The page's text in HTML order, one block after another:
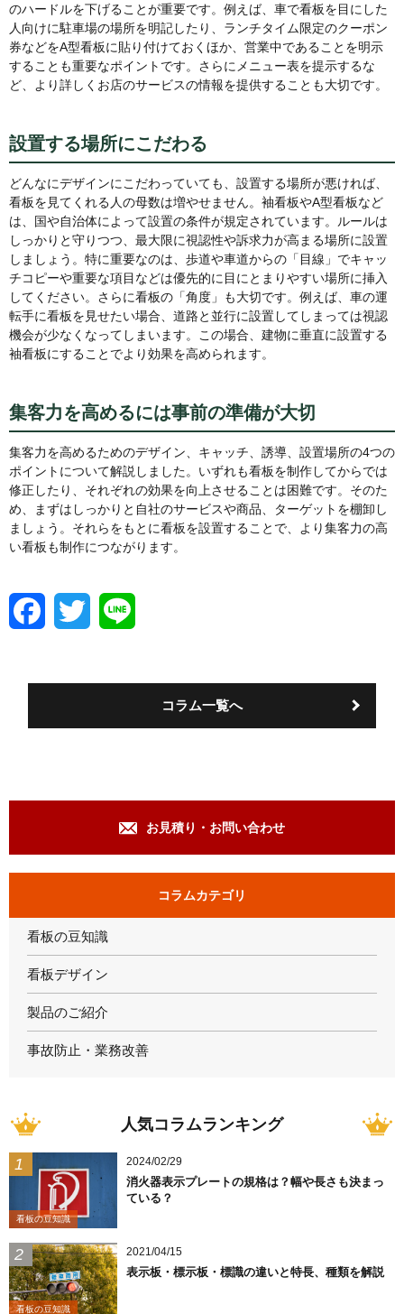
のハードルを下げることが重要です。例えば、車で看板を目にした
人向けに駐車場の場所を明記したり、ランチタイム限定のクーポン
券などをA型看板に貼り付けておくほか、営業中であることを明示
することも重要なポイントです。さらにメニュー表を提示するな
ど、より詳しくお店のサービスの情報を提供することも大切です。
設置する場所にこだわる
どんなにデザインにこだわっていても、設置する場所が悪ければ、
看板を見てくれる人の母数は増やせません。袖看板やA型看板など
は、国や自治体によって設置の条件が規定されています。ルールは
しっかりと守りつつ、最大限に視認性や訴求力が高まる場所に設置
しましょう。特に重要なのは、歩道や車道からの「目線」でキャッ
チコピーや重要な項目などは優先的に目にとまりやすい場所に挿入
してください。さらに看板の「角度」も大切です。例えば、車の運
転手に看板を見せたい場合、道路と並行に設置してしまっては視認
機会が少なくなってしまいます。この場合、建物に垂直に設置する
袖看板にすることでより効果を高められます。
集客力を高めるには事前の準備が大切
集客力を高めるためのデザイン、キャッチ、誘導、設置場所の4つの
ポイントについて解説しました。いずれも看板を制作してからでは
修正したり、それぞれの効果を向上させることは困難です。そのた
め、まずはしっかりと自社のサービスや商品、ターゲットを棚卸し
ましょう。それらをもとに看板を設置することで、より集客力の高
い看板も制作につながります。
b
w
t
コラム一覧へ
お見積り・お問い合わせ
コラムカテゴリ
看板の豆知識
看板デザイン
製品のご紹介
事故防止・業務改善
人気コラムランキング
看板の豆知識
2024/02/29
消火器表示プレートの規格は？幅や長さも決まっ
ている？
看板の豆知識
2021/04/15
表示板・標示板・標識の違いと特長、種類を解説